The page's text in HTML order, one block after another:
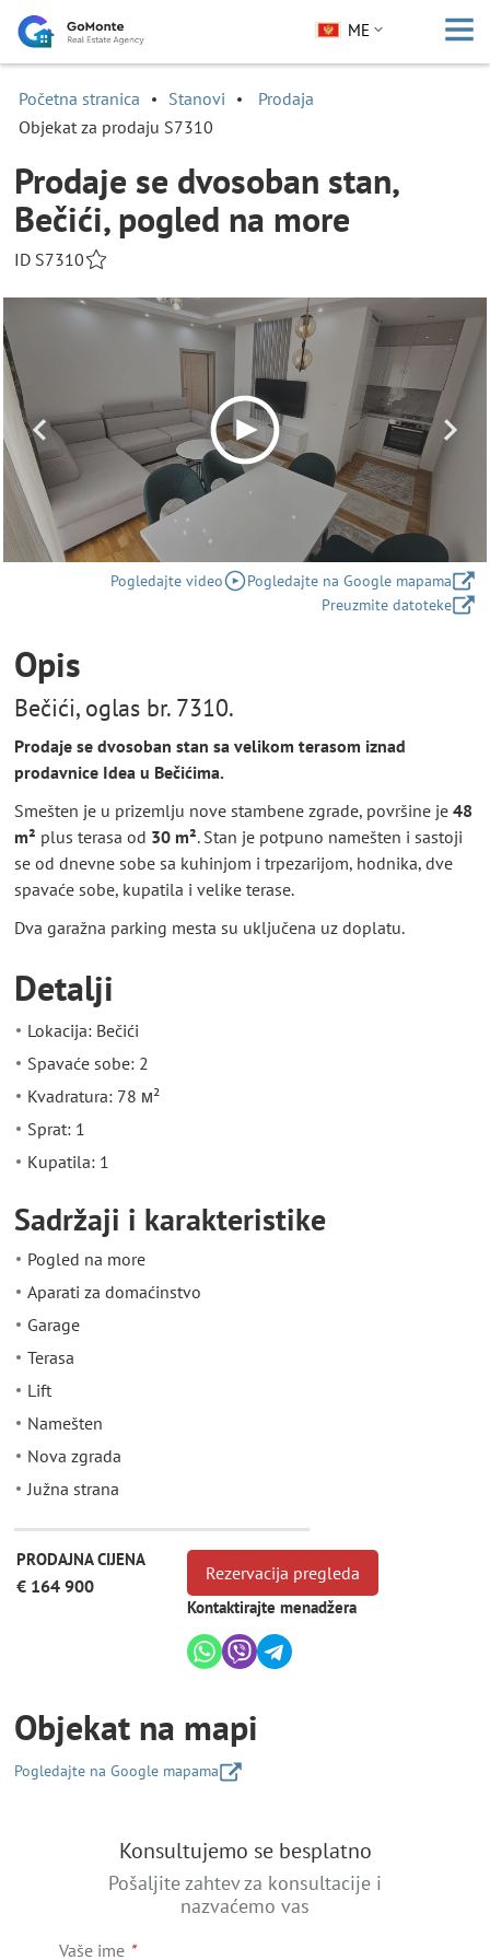
ME
Početna stranica Stanovi
Prodaja
Objekat za prodaju S7310
Prodaje se dvosoban stan,
Bečići, pogled na more
ID S7310
Pogledajte video
Pogledajte na Google mapama
Preuzmite datoteke
Opis
Bečići, oglas br. 7310.
Prodaje se dvosoban stan sa velikom terasom iznad
prodavnice Idea u Bečićima.
Smešten je u prizemlju nove stambene zgrade, površine je 48
m² plus terasa od 30 m². Stan je potpuno namešten i sastoji
se od dnevne sobe sa kuhinjom i trpezarijom, hodnika, dve
spavaće sobe, kupatila i velike terase.
Dva garažna parking mesta su uključena uz doplatu.
Detalji
Lokacija: Bečići
Spavaće sobe: 2
Kvadratura: 78 м²
Sprat: 1
Kupatila: 1
Sadržaji i karakteristike
Pogled na more
Aparati za domaćinstvo
Garage
Terasa
Lift
Namešten
Nova zgrada
Južna strana
PRODAJNA CIJENA
€ 164 900
Rezervacija pregleda
Kontaktirajte menadžera
Objekat na mapi
Pogledajte na Google mapama
Konsultujemo se besplatno
Pošaljite zahtev za konsultacije i
nazvaćemo vas
Vaše ime *